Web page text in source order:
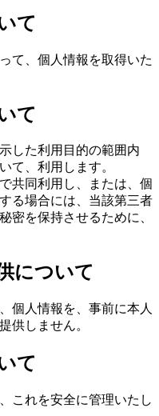
て
て、個人情報を取得いた
て
した利用目的の範囲内
て、利用します。
共同利用し、または、個
る場合には、当該第三者
密を保持させるために、
について
個人情報を、事前に本人
供しません。
て
これを安全に管理いたし